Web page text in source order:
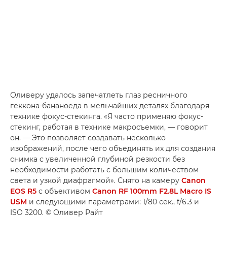
Оливеру удалось запечатлеть глаз ресничного
геккона-бананоеда в мельчайших деталях благодаря
технике фокус-стекинга. «Я часто применяю фокус-
стекинг, работая в технике макросъемки, — говорит
он. — Это позволяет создавать несколько
изображений, после чего объединять их для создания
снимка с увеличенной глубиной резкости без
необходимости работать с большим количеством
света и узкой диафрагмой». Снято на камеру Canon
EOS R5 с объективом Canon RF 100mm F2.8L Macro IS
USM и следующими параметрами: 1/80 сек., f/6.3 и
ISO 3200. © Оливер Райт